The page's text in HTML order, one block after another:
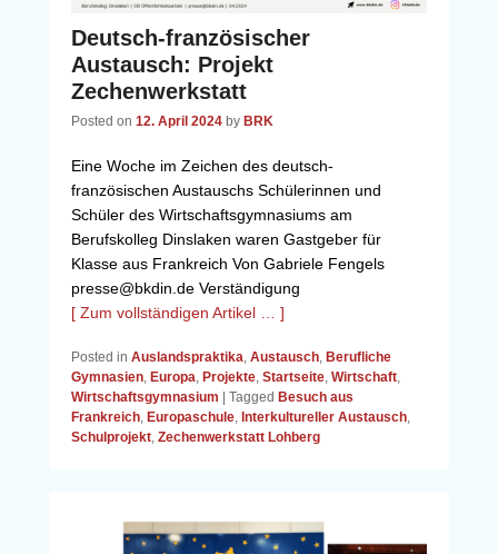
Deutsch-französischer
Austausch: Projekt
Zechenwerkstatt
Posted on 12. April 2024 by BRK
Eine Woche im Zeichen des deutsch-
französischen Austauschs Schülerinnen und
Schüler des Wirtschaftsgymnasiums am
Berufskolleg Dinslaken waren Gastgeber für
Klasse aus Frankreich Von Gabriele Fengels
presse@bkdin.de Verständigung
[ Zum vollständigen Artikel … ]
Posted in Auslandspraktika, Austausch, Berufliche
Gymnasien, Europa, Projekte, Startseite, Wirtschaft,
Wirtschaftsgymnasium | Tagged Besuch aus
Frankreich, Europaschule, Interkultureller Austausch,
Schulprojekt, Zechenwerkstatt Lohberg